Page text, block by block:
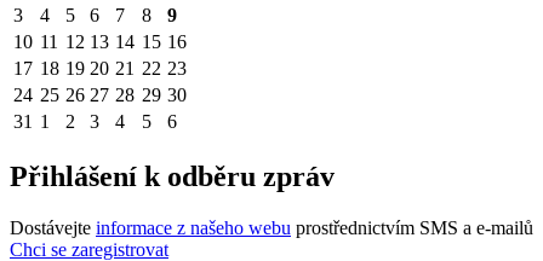
3
4 5 6 7 8
9
10 11 12 13 14 15 16
17 18 19 20 21 22 23
24 25 26 27 28 29 30
31 1 2 3 4 5 6
Přihlášení k odběru zpráv
Dostávejte informace z našeho webu prostřednictvím SMS a e-mailů
Chci se zaregistrovat